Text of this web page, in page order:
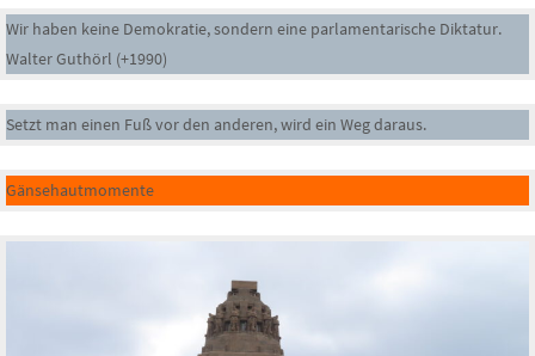
Wir haben keine Demokratie, sondern eine parlamentarische Diktatur.
Walter Guthörl (+1990)
Setzt man einen Fuß vor den anderen, wird ein Weg daraus.
Gänsehautmomente